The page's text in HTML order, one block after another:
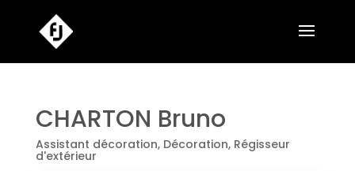
CHARTON Bruno
Assistant décoration, Décoration, Régisseur
d'extérieur